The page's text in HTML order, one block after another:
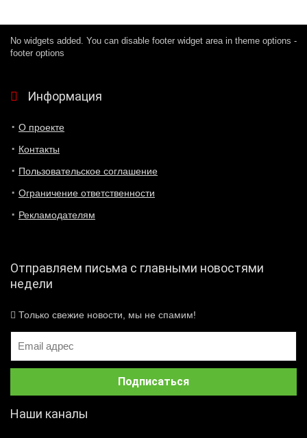
No widgets added. You can disable footer widget area in theme options -
footer options
Информация
О проекте
Контакты
Пользовательское соглашение
Ограничение ответственности
Рекламодателям
Отправляем письма с главными новостями
недели
Только свежие новости, мы не спамим!
Наши каналы